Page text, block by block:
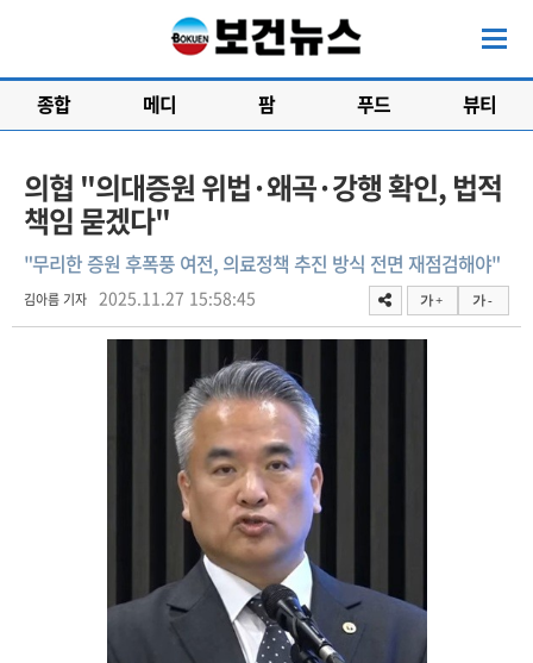
종합 메디 팜 푸드 뷰티
의협 "의대증원 위법·왜곡·강행 확인, 법적
책임 묻겠다"
"무리한 증원 후폭풍 여전, 의료정책 추진 방식 전면 재점검해야"
김아름 기자 2025.11.27 15:58:45 가 + 가 -